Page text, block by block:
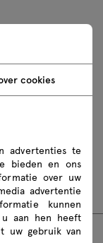
de collectie
fbx
cookies
advertenties te
bieden en ons
over uw
advertentie
kunnen
aan hen heeft
uw gebruik van